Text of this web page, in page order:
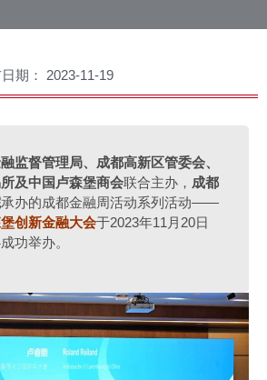
期： 2023-11-19
监督管理局、成都高新区管委会、
及中国卢森堡商会联合主办， 成都
承办的成都金融周活动系列活动——
创新金融大会于2023年11月20日
功举办。